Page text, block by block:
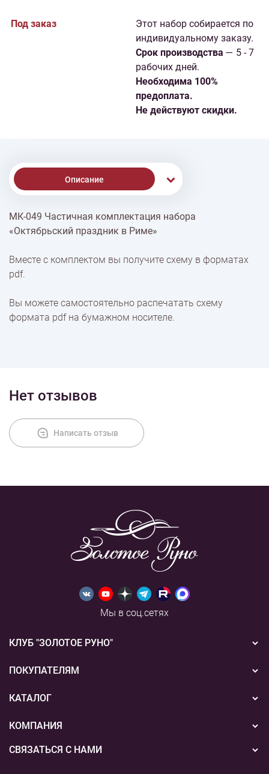
Под заказ
Этот набор собирается по
индивидуальному заказу.
Cрок производства — 5 - 7
рабочих дней.
Необходима 100%
предоплата.
Не действуют скидки.
Описание
Доставка
Оплата
МК-049 Частичная комплектация набора
«Октябрьский праздник в Риме»
Вместе с комплектом вы получите схему в форматах
pdf.
Вы можете самостоятельно распечатать схему
формата pdf на бумажном носителе.
Нет отзывов
Написать отзыв
Мы в соц.сетях
КЛУБ "ЗОЛОТОЕ РУНО"
Новости
Акции
ПОКУПАТЕЛЯМ
Бонусная система
Подарочные сертификаты
Способы оплаты
КАТАЛОГ
Вышивка
Пряжа
КОМПАНИЯ
О нас
СВЯЗАТЬСЯ С НАМИ